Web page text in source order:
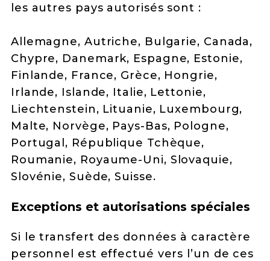
les autres pays autorisés sont :
Allemagne, Autriche, Bulgarie, Canada,
Chypre, Danemark, Espagne, Estonie,
Finlande, France, Grèce, Hongrie,
Irlande, Islande, Italie, Lettonie,
Liechtenstein, Lituanie, Luxembourg,
Malte, Norvège, Pays-Bas, Pologne,
Portugal, République Tchèque,
Roumanie, Royaume-Uni, Slovaquie,
Slovénie, Suède, Suisse.
Exceptions et autorisations spéciales
Si le transfert des données à caractère
personnel est effectué vers l’un de ces